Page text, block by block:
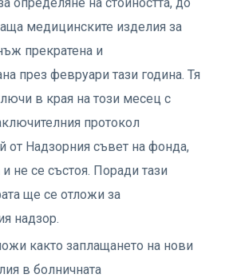
медицинските изделия за
прекратена и
през февруари тази година. Тя
в края на този месец с
протокол
от Надзорния съвет на фонда,
не се състоя. Поради тази
ще се отложи за
надзор.
както заплащането на нови
в болничната